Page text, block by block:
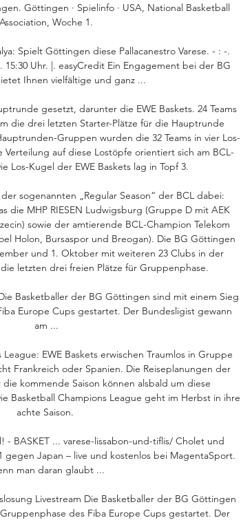
Göttingen · Spielinfo · USA, National Basketball
Association, Woche 1.
Spielt Göttingen diese Pallacanestro Varese. - : -.
15:30 Uhr. |. easyCredit Ein Engagement bei der BG
Ihnen vielfältige und ganz ...
gesetzt, darunter die EWE Baskets. 24 Teams
die drei letzten Starter-Plätze für die Hauptrunde
Gruppen wurden die 32 Teams in vier Los-
Verteilung auf diese Lostöpfe orientiert sich am BCL-
Los-Kugel der EWE Baskets lag in Topf 3.
sogenannten „Regular Season“ der BCL dabei:
die MHP RIESEN Ludwigsburg (Gruppe D mit AEK
sowie der amtierende BCL-Champion Telekom
Holon, Bursaspor und Breogan). Die BG Göttingen
und 1. Oktober mit weiteren 23 Clubs in der
letzten drei freien Plätze für Gruppenphase.
Basketballer der BG Göttingen sind mit einem Sieg
Europe Cups gestartet. Der Bundesligist gewann
am ...
EWE Baskets erwischen Traumlos in Gruppe
Frankreich oder Spanien. Die Reiseplanungen der
kommende Saison können alsbald um diese
Basketball Champions League geht im Herbst in ihre
achte Saison.
- BASKET ... varese-lissabon-und-tiflis/ Cholet und
gegen Japan – live und kostenlos bei MagentaSport.
man daran glaubt ...
Livestream Die Basketballer der BG Göttingen
des Fiba Europe Cups gestartet. Der